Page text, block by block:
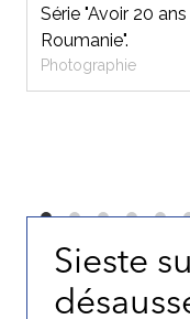
Série "Avoir 20 ans
Roumanie".
Photographie
Sieste